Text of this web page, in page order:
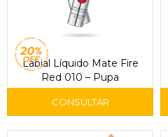
Labial Líquido Mate Fire
Red 010 – Pupa